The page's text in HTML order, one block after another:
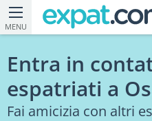
MENU
Entra in
espatriati a
Fai amicizia con altri